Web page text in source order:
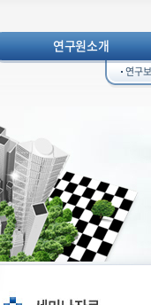
연구원소개
연구